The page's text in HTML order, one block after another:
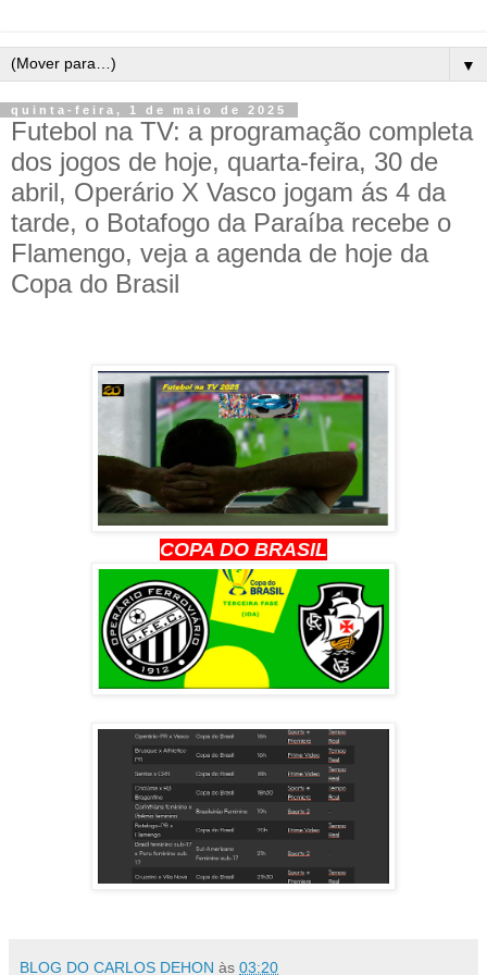
▼
quinta-feira, 1 de maio de 2025
Futebol na TV: a programação completa
dos jogos de hoje, quarta-feira, 30 de
abril, Operário X Vasco jogam ás 4 da
tarde, o Botafogo da Paraíba recebe o
Flamengo, veja a agenda de hoje da
Copa do Brasil
COPA DO BRASIL
BLOG DO CARLOS DEHON às 03:20